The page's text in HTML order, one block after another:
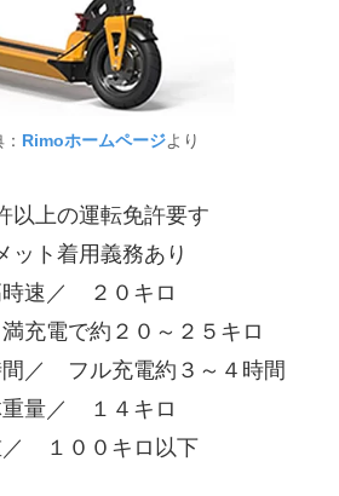
Rimoホームページより
以上の運転免許要す
ット着用義務あり
時速／ ２０キロ
充電で約２０～２５キロ
間／ フル充電約３～４時間
重量／ １４キロ
／ １００キロ以下